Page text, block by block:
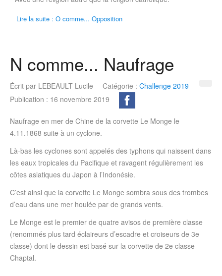
Lire la suite : O comme... Opposition
N comme... Naufrage
Écrit par LEBEAULT Lucile Catégorie : Challenge 2019
Publication : 16 novembre 2019
Naufrage en mer de Chine de la corvette Le Monge le
4.11.1868 suite à un cyclone.
Là-bas les cyclones sont appelés des typhons qui naissent dans
les eaux tropicales du Pacifique et ravagent régulièrement les
côtes asiatiques du Japon à l’Indonésie.
C’est ainsi que la corvette Le Monge sombra sous des trombes
d’eau dans une mer houlée par de grands vents.
Le Monge est le premier de quatre avisos de première classe
(renommés plus tard éclaireurs d’escadre et croiseurs de 3e
classe) dont le dessin est basé sur la corvette de 2e classe
Chaptal.